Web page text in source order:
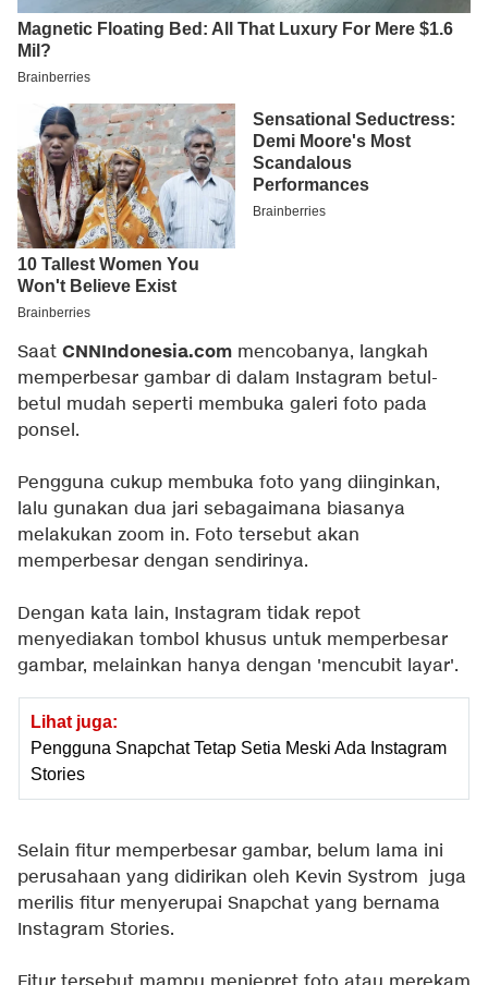
Saat CNNIndonesia.com mencobanya, langkah
memperbesar gambar di dalam Instagram betul-
betul mudah seperti membuka galeri foto pada
ponsel.
Pengguna cukup membuka foto yang diinginkan,
lalu gunakan dua jari sebagaimana biasanya
melakukan zoom in. Foto tersebut akan
memperbesar dengan sendirinya.
Dengan kata lain, Instagram tidak repot
menyediakan tombol khusus untuk memperbesar
gambar, melainkan hanya dengan 'mencubit layar'.
Lihat juga:
Pengguna Snapchat Tetap Setia Meski Ada Instagram
Stories
Selain fitur memperbesar gambar, belum lama ini
perusahaan yang didirikan oleh Kevin Systrom juga
merilis fitur menyerupai Snapchat yang bernama
Instagram Stories.